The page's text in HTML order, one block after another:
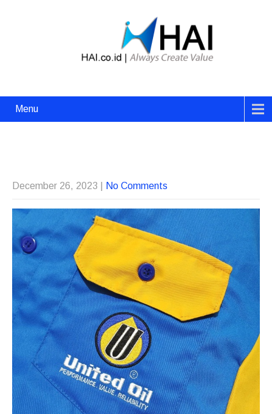
Menu
December 26, 2023 No Comments